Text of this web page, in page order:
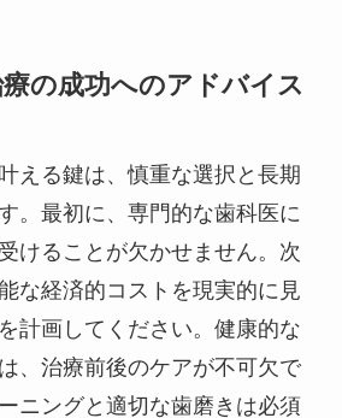
の成功へのアドバイス
える鍵は、慎重な選択と長期
。最初に、専門的な歯科医に
けることが欠かせません。次
な経済的コストを現実的に見
計画してください。健康的な
、治療前後のケアが不可欠で
ニングと適切な歯磨きは必須